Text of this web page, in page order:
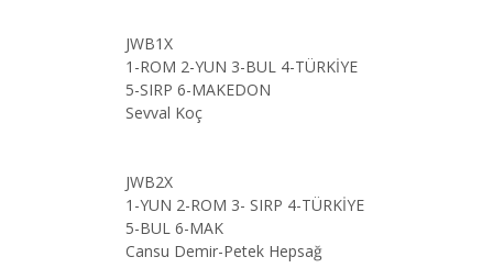
JWB1X
1-ROM 2-YUN 3-BUL 4-TÜRKİYE
5-SIRP 6-MAKEDON
Sevval Koç
JWB2X
1-YUN 2-ROM 3- SIRP 4-TÜRKİYE
5-BUL 6-MAK
Cansu Demir-Petek Hepsağ